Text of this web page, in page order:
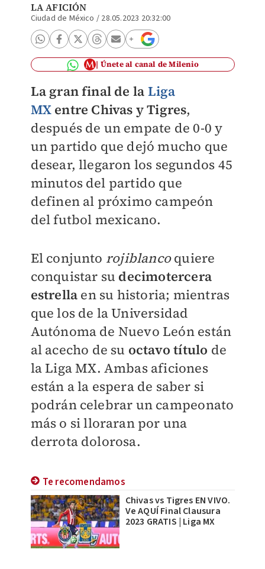
LA AFICIÓN
Ciudad de México / 28.05.2023 20:32:00
Únete al canal de Milenio
La gran final de la Liga
MXentre Chivas y Tigres,
después de un empate de 0-0 y
un partido que dejó mucho que
desear, llegaron los segundos 45
minutos del partido que
definen al próximo campeón
del futbol mexicano.
El conjunto rojiblancoquiere
conquistar su decimotercera
estrella en su historia; mientras
que los de la Universidad
Autónoma de Nuevo León están
al acecho de su octavo título de
la Liga MX. Ambas aficiones
están a la espera de saber si
podrán celebrar un campeonato
más o si lloraran por una
derrota dolorosa.
Te recomendamos
Chivas vs Tigres EN VIVO.
Ve AQUÍ Final Clausura
2023 GRATIS | Liga MX